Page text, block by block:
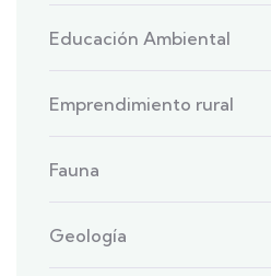
Educación Ambiental
Emprendimiento rural
Fauna
Geología